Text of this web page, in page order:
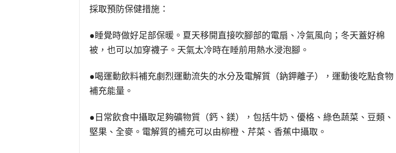
採取預防保健措施：
●睡覺時做好足部保暖。夏天移開直接吹腳部的電扇、冷氣風向；冬天蓋好棉
被，也可以加穿襪子。天氣太冷時在睡前用熱水浸泡腳。
●喝運動飲料補充劇烈運動流失的水分及電解質（鈉鉀離子），運動後吃點食物
補充能量。
●日常飲食中攝取足夠礦物質（鈣、鎂），包括牛奶、優格、綠色蔬菜、豆類、
堅果、全麥。電解質的補充可以由柳橙、芹菜、香蕉中攝取。